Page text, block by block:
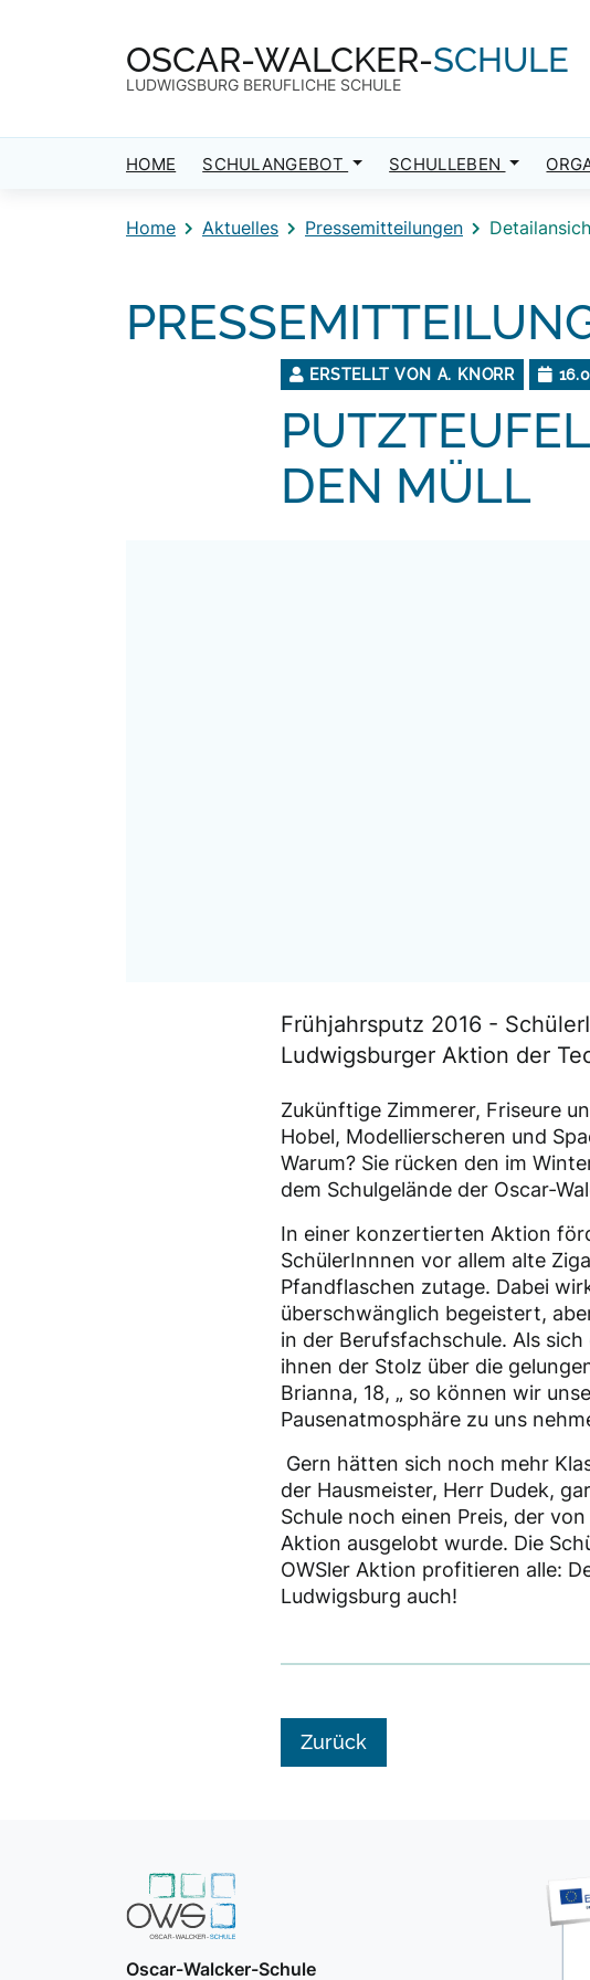
OSCAR-WALCKER-SCHULE
LUDWIGSBURG BERUFLICHE SCHULE
HOME SCHULANGEBOT SCHULLEBEN
Home Aktuelles Pressemitteilungen
ERSTELLT VON A. KNORR
DEN MÜLL
Frühjahrsputz 2016 -
Ludwigsburger Aktion der
Zukünftige Zimmerer, Friseure
Hobel, Modellierscheren und
Warum? Sie rücken den im
dem Schulgelände der Oscar-
In einer konzertierten Aktion
SchülerInnnen vor allem alte
Pfandflaschen zutage. Dabei
überschwänglich begeistert,
in der Berufsfachschule. Als
ihnen der Stolz über die
Brianna, 18, „ so können wir
Pausenatmosphäre zu uns
Gern hätten sich noch mehr
der Hausmeister, Herr Dudek,
Schule noch einen Preis, der
Aktion ausgelobt wurde. Die
OWSler Aktion profitieren alle:
Ludwigsburg auch!
Zurück
Oscar-Walcker-Schule